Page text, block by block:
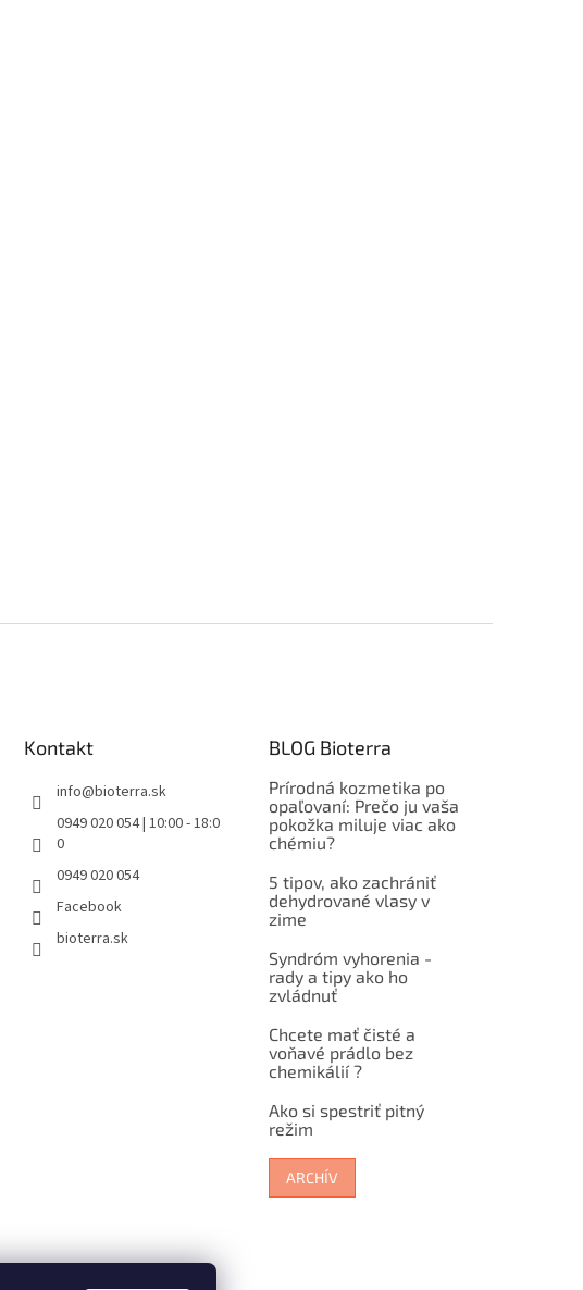
Kontakt
info@bioterra.sk
0949 020 054 | 10:00 - 18:0
0
0949 020 054
Facebook
bioterra.sk
BLOG Bioterra
Prírodná kozmetika po
opaľovaní: Prečo ju vaša
pokožka miluje viac ako
chémiu?
5 tipov, ako zachrániť
dehydrované vlasy v
zime
Syndróm vyhorenia -
rady a tipy ako ho
zvládnuť
Chcete mať čisté a
voňavé prádlo bez
chemikálií ?
Ako si spestriť pitný
režim
ARCHÍV